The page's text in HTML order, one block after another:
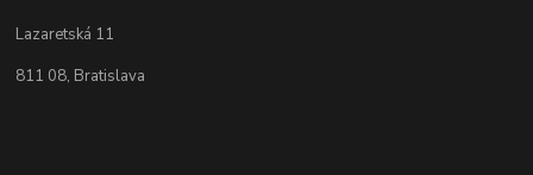
Lazaretská 11
811 08, Bratislava